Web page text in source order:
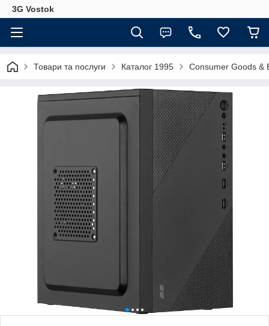
3G Vostok
Товари та послуги Каталог 1995 Consumer Goods &